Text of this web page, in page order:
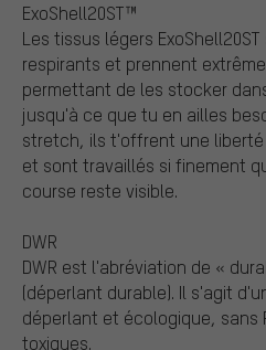
ExoShell20ST™
Les tissus légers
respirants et prennent
permettant de les stocker
jusqu'à ce que tu en ailles
stretch, ils t'offrent une
et sont travaillés si finement
course reste visible.
DWR
DWR est l'abréviation de «
(déperlant durable). Il s'agit
déperlant et écologique, sans
toxiques.